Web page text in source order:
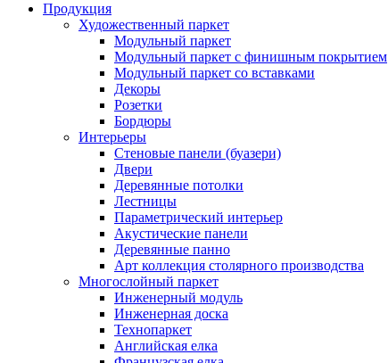
Продукция
Художественный паркет
Модульный паркет
Модульный паркет с финишным покрытием
Модульный паркет со вставками
Декоры
Розетки
Бордюры
Интерьеры
Стеновые панели (буазери)
Двери
Деревянные потолки
Лестницы
Параметрический интерьер
Акустические панели
Деревянные панно
Арт коллекция столярного производства
Многослойный паркет
Инженерный модуль
Инженерная доска
Технопаркет
Английская елка